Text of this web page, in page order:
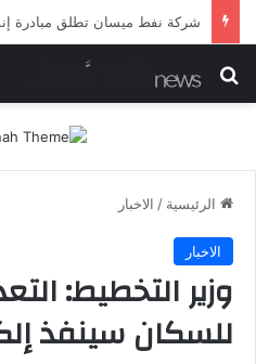
بحث عن
الرئيسية / الاخبار
الاخبار
وزير التخطيط:
للسكان سينفذ